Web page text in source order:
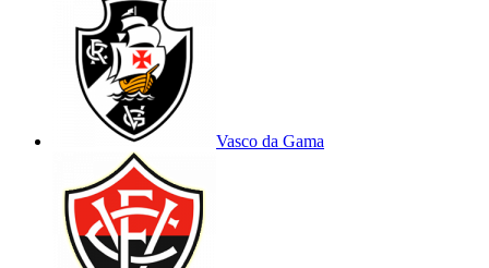
Vasco da Gama